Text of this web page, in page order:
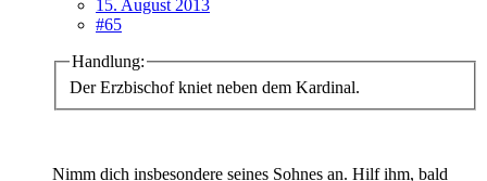
15. August 2013
#65
Handlung:
Der Erzbischof kniet neben dem Kardinal.
Nimm dich insbesondere seines Sohnes an. Hilf ihm, bald